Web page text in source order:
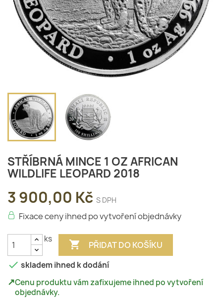
STŘÍBRNÁ MINCE 1 OZ AFRICAN
WILDLIFE LEOPARD 2018
3 900,00 Kč S DPH
Fixace ceny ihned po vytvoření objednávky
ks  PŘIDAT DO KOŠÍKU
 skladem ihned k dodání
↗Cenu produktu vám zafixujeme ihned po vytvoření
objednávky.